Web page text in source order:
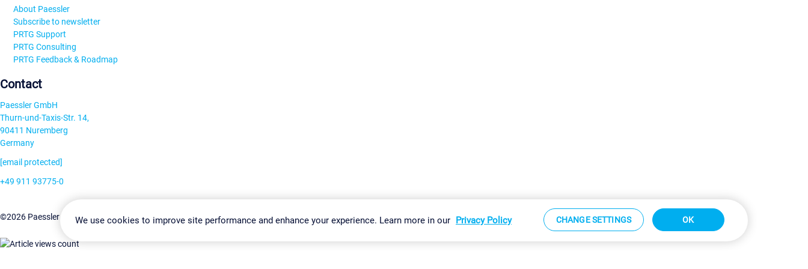
About Paessler
Subscribe to newsletter
PRTG Support
PRTG Consulting
PRTG Feedback & Roadmap
Contact
Paessler GmbH
Thurn-und-Taxis-Str. 14,
90411 Nuremberg
Germany
[email protected]
+49 911 93775-0
©2026 Paessler GmbHTerms & ConditionsPrivacy Policy Change Settings Imprint Report Vulnerability Download & Install Sitemap
We use cookies to improve site performance and enhance your experience. Learn more in our Privacy Policy CHANGE SETTINGS OK